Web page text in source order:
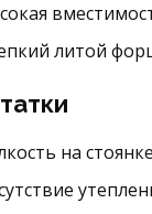
литой
на